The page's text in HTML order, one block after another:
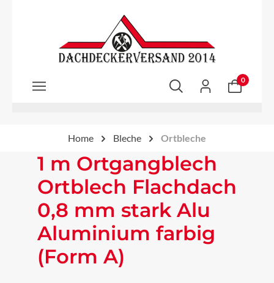
Zum Hauptinhalt springen
0
Home Bleche Ortbleche
1 m Ortgangblech
Ortblech Flachdach
0,8 mm stark Alu
Aluminium farbig
(Form A)